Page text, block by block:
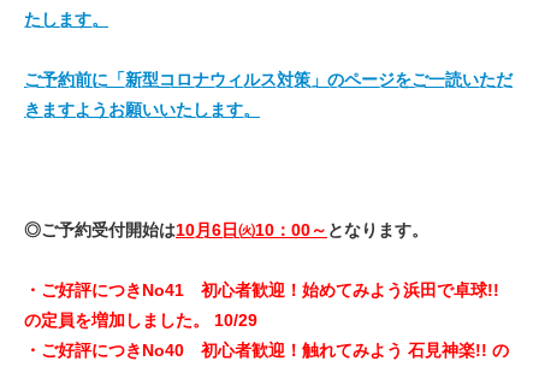
たします。
ご予約前に「新型コロナウィルス対策」のページをご一読いただ
きますよう お願いいたします。
◎ご予約受付開始は10月6日㈫10：00～ となります。
・ご好評につきNo41 初心者歓迎！始めてみよう浜田で卓球!!
の定員を増加しました。 10/29
・ご好評につきNo40 初心者歓迎！触れてみよう 石見神楽!! の